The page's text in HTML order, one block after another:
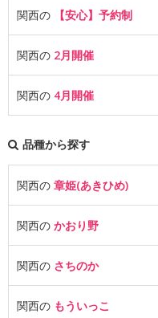
関西の 【安心】予約制
関西の 2月開催
関西の 4月開催
品種から探す
関西の 章姫(あきひめ)
関西の かおり野
関西の さちのか
関西の もういっこ